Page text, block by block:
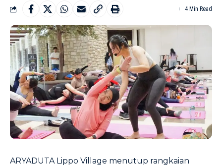
4 Min Read
ARYADUTA Lippo Village menutup rangkaian